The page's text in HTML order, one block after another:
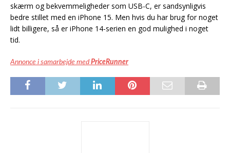
skærm og bekvemmeligheder som USB-C, er sandsynligvis
bedre stillet med en iPhone 15. Men hvis du har brug for noget
lidt billigere, så er iPhone 14-serien en god mulighed i noget
tid.
Annonce i samarbejde medPriceRunner